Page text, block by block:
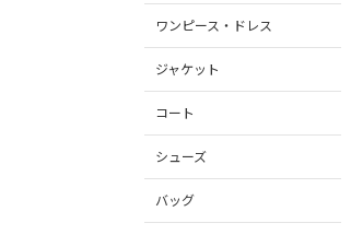
ワンピース・ドレス
ジャケット
コート
シューズ
バッグ